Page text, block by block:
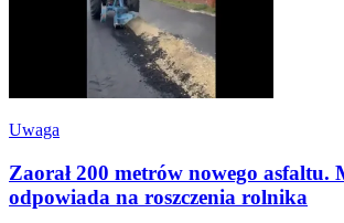
Uwaga
Zaorał 200 metrów nowego asfaltu.
odpowiada na roszczenia rolnika